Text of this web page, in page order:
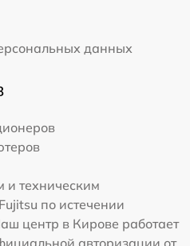
данных
техническим
по истечении
центр в Кирове работает
авторизации от